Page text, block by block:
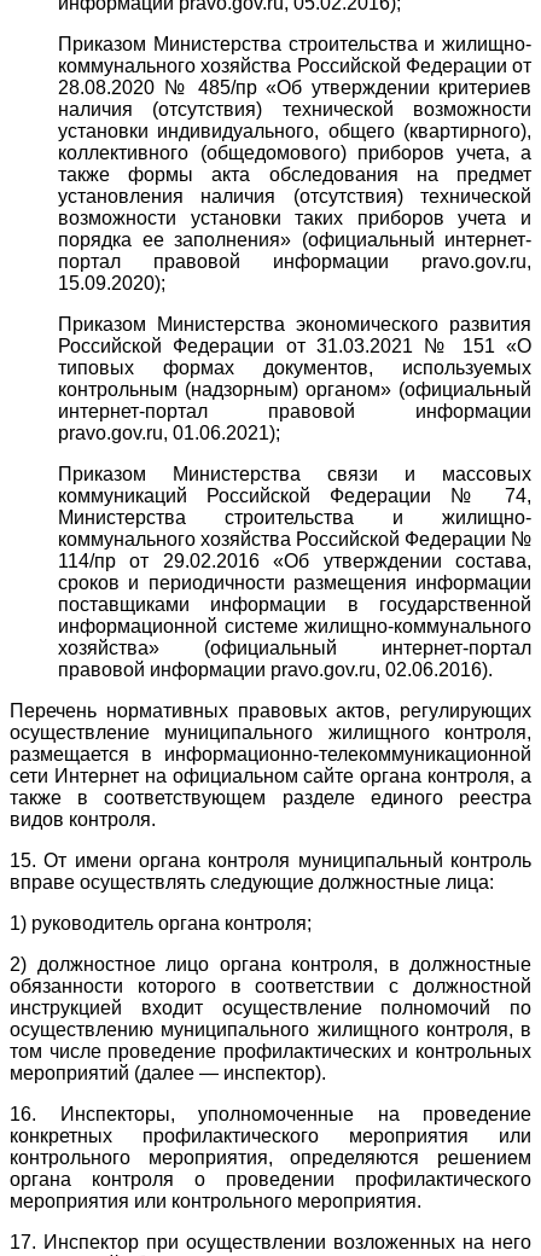
Приказом Министерства строительства и жилищно-
коммунального хозяйства Российской Федерации от
28.08.2020 № 485/пр «Об утверждении критериев
наличия (отсутствия) технической возможности
установки индивидуального, общего (квартирного),
коллективного (общедомового) приборов учета, а
также формы акта обследования на предмет
установления наличия (отсутствия) технической
возможности установки таких приборов учета и
порядка ее заполнения» (официальный интернет-
портал правовой информации pravo.gov.ru,
15.09.2020);
Приказом Министерства экономического развития
Российской Федерации от 31.03.2021 № 151 «О
типовых формах документов, используемых
контрольным (надзорным) органом» (официальный
интернет-портал правовой информации
pravo.gov.ru, 01.06.2021);
Приказом Министерства связи и массовых
коммуникаций Российской Федерации № 74,
Министерства строительства и жилищно-
коммунального хозяйства Российской Федерации №
114/пр от 29.02.2016 «Об утверждении состава,
сроков и периодичности размещения информации
поставщиками информации в государственной
информационной системе жилищно-коммунального
хозяйства» (официальный интернет-портал
правовой информации pravo.gov.ru, 02.06.2016).
Перечень нормативных правовых актов, регулирующих
осуществление муниципального жилищного контроля,
размещается в информационно-телекоммуникационной
сети Интернет на официальном сайте органа контроля, а
также в соответствующем разделе единого реестра
видов контроля.
15. От имени органа контроля муниципальный контроль
вправе осуществлять следующие должностные лица:
1) руководитель органа контроля;
2) должностное лицо органа контроля, в должностные
обязанности которого в соответствии с должностной
инструкцией входит осуществление полномочий по
осуществлению муниципального жилищного контроля, в
том числе проведение профилактических и контрольных
мероприятий (далее — инспектор).
16. Инспекторы, уполномоченные на проведение
конкретных профилактического мероприятия или
контрольного мероприятия, определяются решением
органа контроля о проведении профилактического
мероприятия или контрольного мероприятия.
17. Инспектор при осуществлении возложенных на него